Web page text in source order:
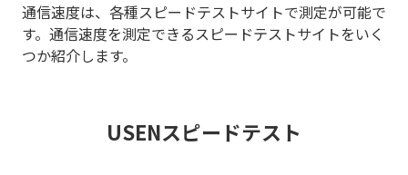
通信速度は、各種スピードテストサイトで測定が可能で
す。通信速度を測定できるスピードテストサイトをいく
つか紹介します。
USENスピードテスト